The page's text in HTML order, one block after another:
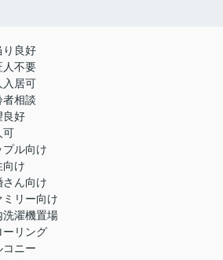
り良好
人不要
入居可
者相談
良好
可
プル向け
向け
さん向け
ミリー向け
洗濯機置場
ーリング
コニー